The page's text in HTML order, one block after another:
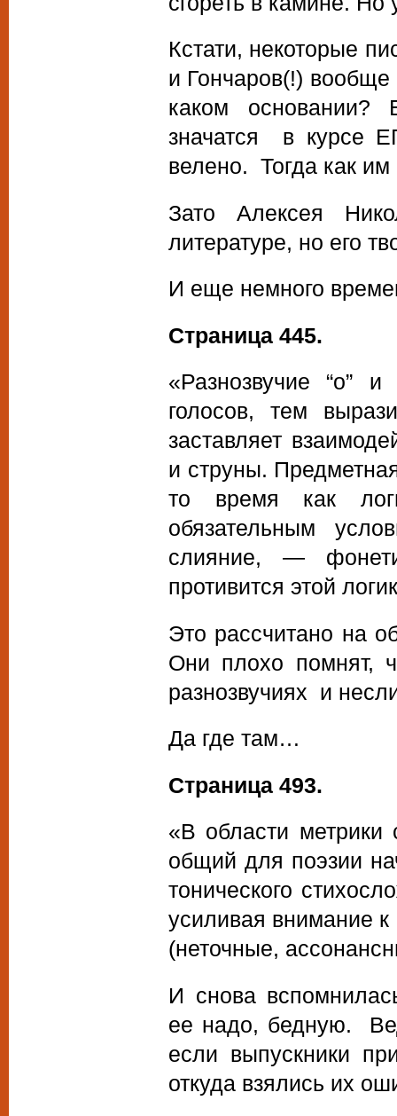
Кстати, некоторые
и Гончаров(!)
каком основании?
значатся в курсе
велено. Тогда как
Зато Алексея
литературе, но его
И еще немного
Страница 445.
«Разнозвучие “о”
голосов, тем
заставляет
и струны.
то время как
обязательным
слияние, —
противится этой
Это рассчитано на
Они плохо помнят,
разнозвучиях и
Да где там…
Страница 493.
«В области метрики
общий для поэзии
тонического
усиливая внимание
(неточные,
И снова
ее надо, бедную.
если выпускники
откуда взялись их